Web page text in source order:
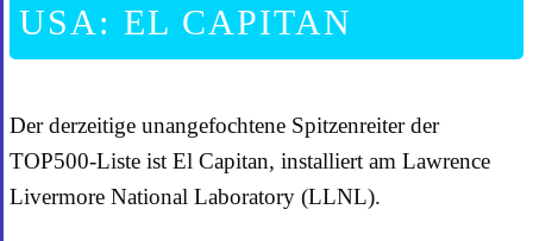
USA: EL CAPITAN
Der derzeitige unangefochtene Spitzenreiter der
TOP500-Liste ist El Capitan, installiert am Lawrence
Livermore National Laboratory (LLNL).